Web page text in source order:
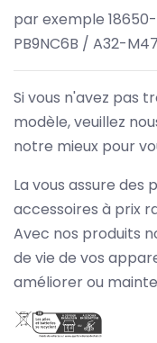
par exemple
PB9NC6B / A32-
Si vous n'avez pas
modèle, veuillez
notre mieux pour
La vous assure des
accessoires à prix
Avec nos produits
de vie de vos
améliorer ou